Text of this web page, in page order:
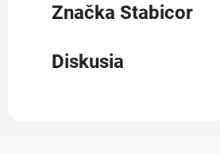
Značka Stabicor
Diskusia